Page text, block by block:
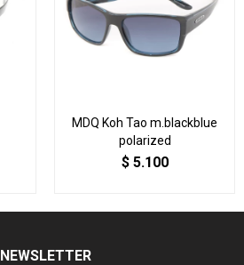
MDQ Koh Tao m.blackblue
polarized
$ 5.100
NEWSLETTER